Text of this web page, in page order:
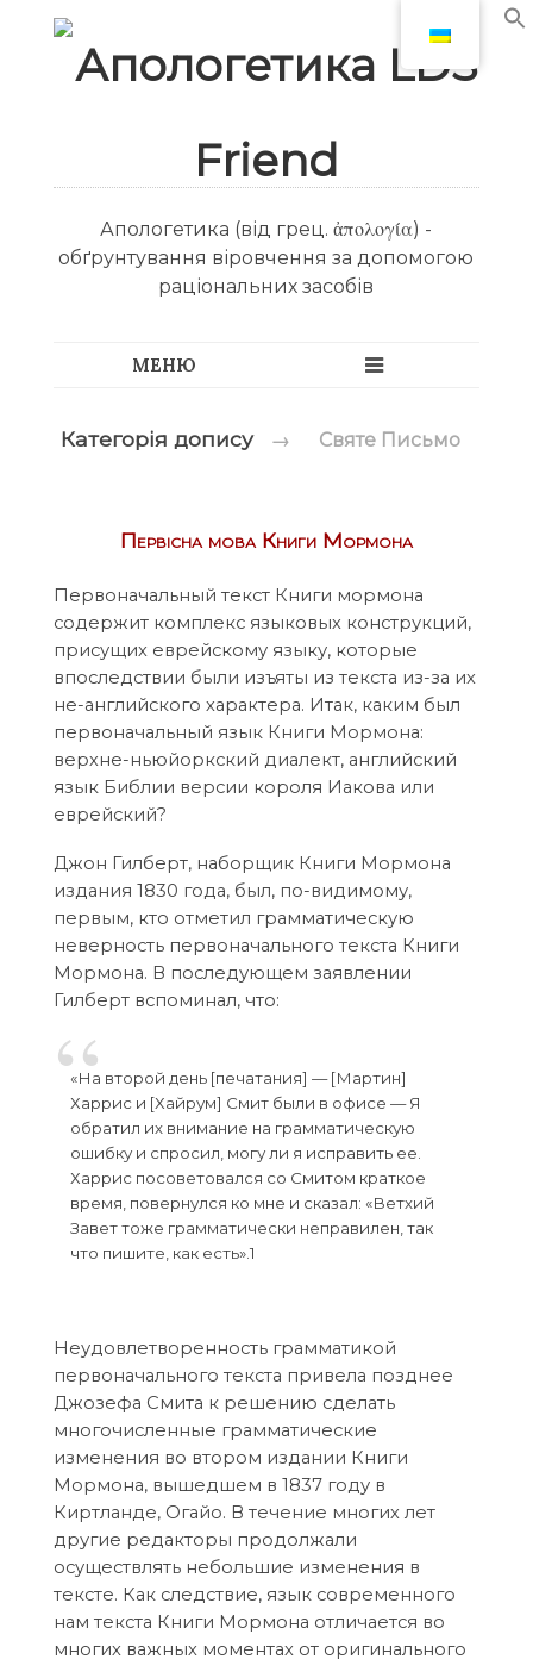
Апологетика (від грец. ἀπολογία) -
обґрунтування віровчення за допомогою
раціональних засобів
Категорія допису → Святе Письмо
Первісна мова Книги Мормона
Первоначальный текст Книги мормона
содержит комплекс языковых конструкций,
присущих еврейскому языку, которые
впоследствии были изъяты из текста из-за их
не-английского характера. Итак, каким был
первоначальный язык Книги Мормона:
верхне-ньюйоркский диалект, английский
язык Библии версии короля Иакова или
еврейский?
Джон Гилберт, наборщик Книги Мормона
издания 1830 года, был, по-видимому,
первым, кто отметил грамматическую
неверность первоначального текста Книги
Мормона. В последующем заявлении
Гилберт вспоминал, что:
«На второй день [печатания] — [Мартин]
Харрис и [Хайрум] Смит были в офисе — Я
обратил их внимание на грамматическую
ошибку и спросил, могу ли я исправить ее.
Харрис посоветовался со Смитом краткое
время, повернулся ко мне и сказал: «Ветхий
Завет тоже грамматически неправилен, так
что пишите, как есть».1
Неудовлетворенность грамматикой
первоначального текста привела позднее
Джозефа Смита к решению сделать
многочисленные грамматические
изменения во втором издании Книги
Мормона, вышедшем в 1837 году в
Киртланде, Огайо. В течение многих лет
другие редакторы продолжали
осуществлять небольшие изменения в
тексте. Как следствие, язык современного
нам текста Книги Мормона отличается во
многих важных моментах от оригинального